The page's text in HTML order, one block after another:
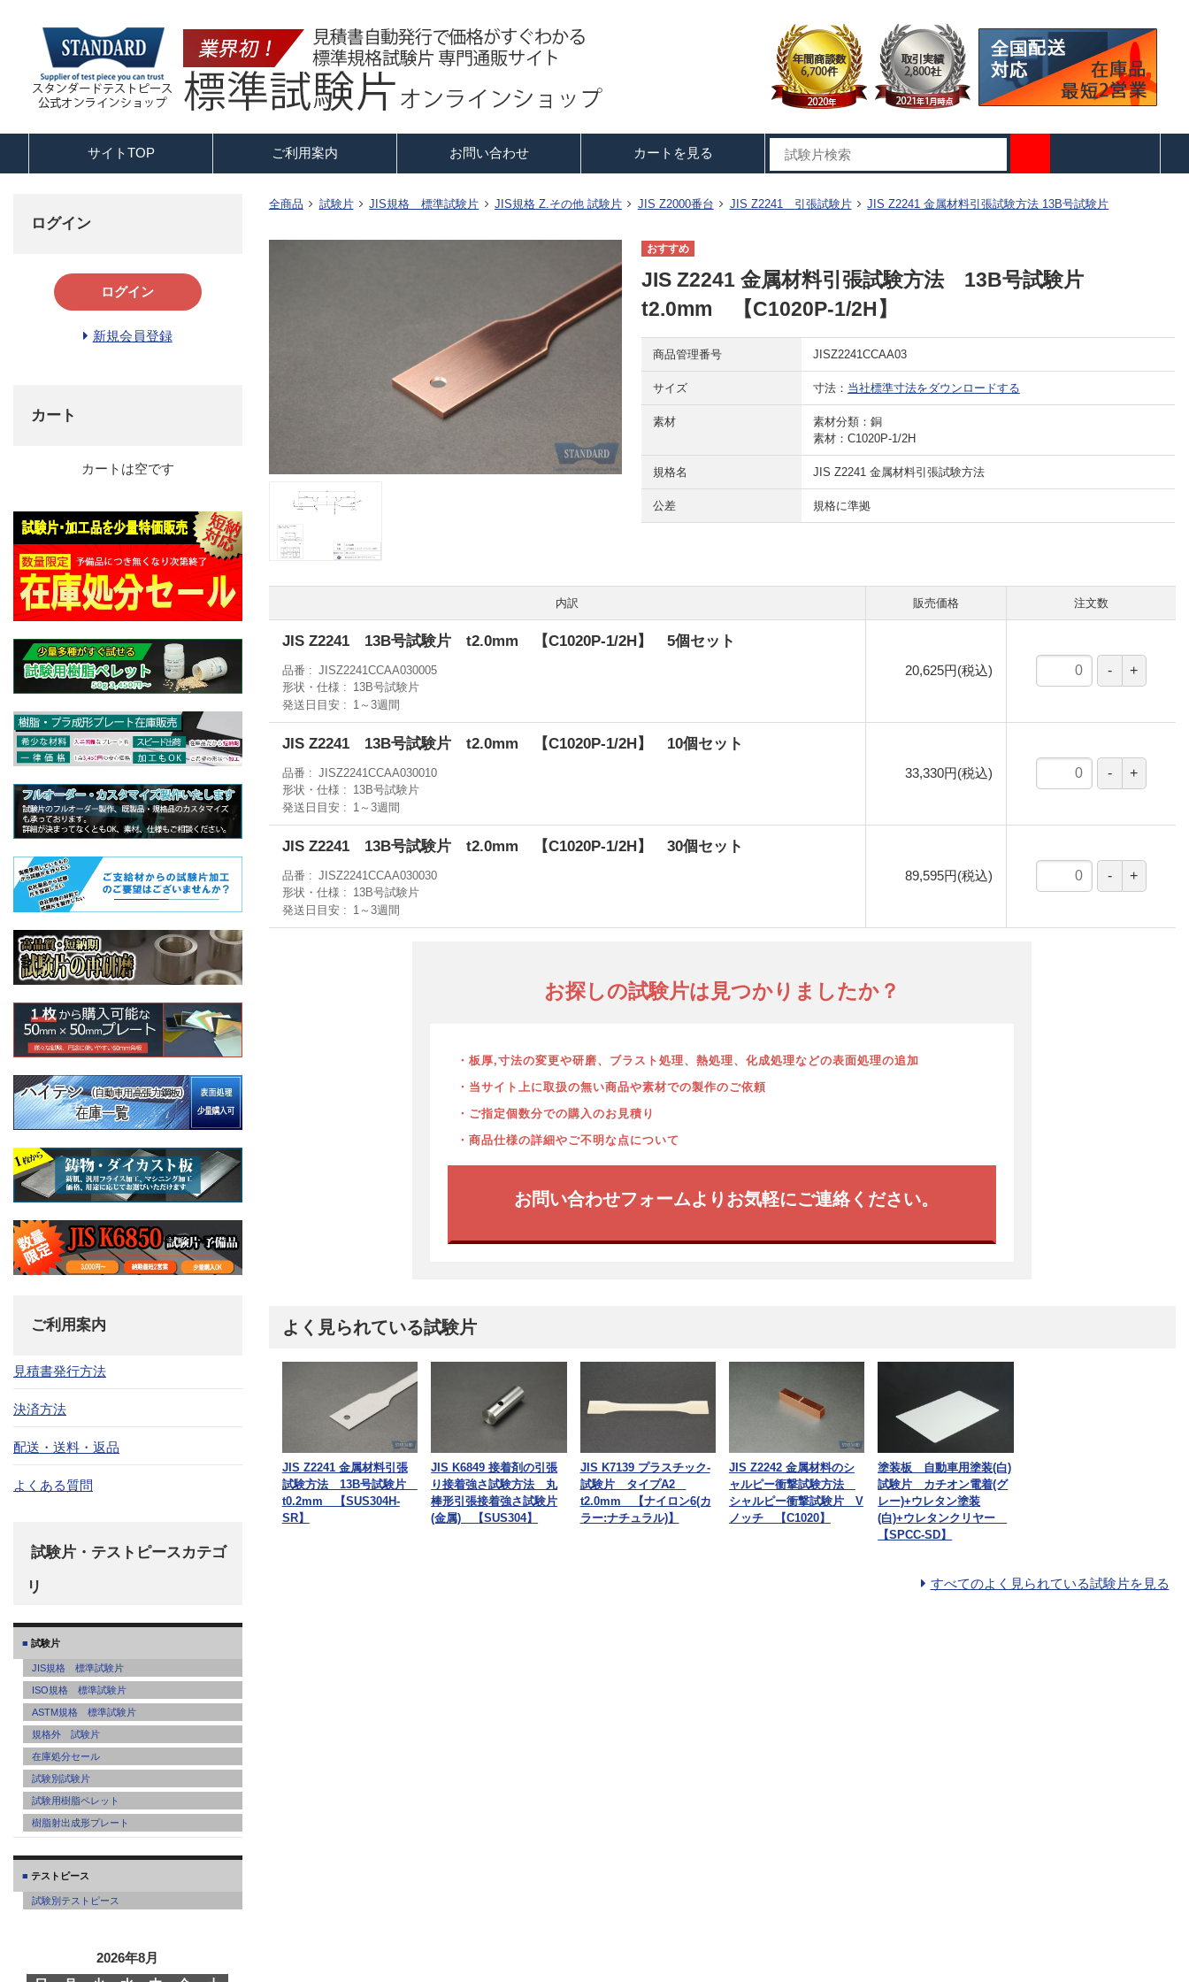
サイトTOP ご利用案内 お問い合わせ カートを見る
全商品 試験片 JIS規格 標準試験片 JIS規格 Z.その他 試験片 JIS Z2000番台 JIS Z2241 引張試験片 JIS Z2241 金属材料引張試験方法 13B号試験片
JIS Z2241 金属材料引張試験方法 13B号試験片
t2.0mm 【C1020P-1/2H】
商品管理番号 JISZ2241CCAA03
サイズ 寸法： 当社標準寸法をダウンロードする
素材
素材分類：銅
素材：C1020P-1/2H
規格名 JIS Z2241 金属材料引張試験方法
公差 規格に準拠
内訳 販売価格 注文数
JIS Z2241 13B号試験片 t2.0mm 【C1020P-1/2H】 5個セット
品番
JISZ2241CCAA030005
形状・仕様
13B号試験片
発送日目安
1～3週間
20,625円(税込)
JIS Z2241 13B号試験片 t2.0mm 【C1020P-1/2H】 10個セット
品番
JISZ2241CCAA030010
形状・仕様
13B号試験片
発送日目安
1～3週間
33,330円(税込)
JIS Z2241 13B号試験片 t2.0mm 【C1020P-1/2H】 30個セット
品番
JISZ2241CCAA030030
形状・仕様
13B号試験片
発送日目安
1～3週間
89,595円(税込)
お探しの試験片は見つかりましたか？
・板厚,寸法の変更や研磨、ブラスト処理、熱処理、化成処理などの表面処理の追加
・当サイト上に取扱の無い商品や素材での製作のご依頼
・ご指定個数分での購入のお見積り
・商品仕様の詳細やご不明な点について
お問い合わせフォームよりお気軽にご連絡ください。
よく見られている試験片
JIS Z2241 金属材料引張
試験方法 13B号試験片
t0.2mm 【SUS304H-
SR】
JIS K6849 接着剤の引張
り接着強さ試験方法 丸
棒形引張接着強さ試験片
(金属) 【SUS304】
JIS K7139 プラスチック-
試験片 タイプA2
t2.0mm 【ナイロン6(カ
ラー:ナチュラル)】
JIS Z2242 金属材料のシ
ャルピー衝撃試験方法
シャルピー衝撃試験片 V
ノッチ 【C1020】
塗装板 自動車用塗装(白)
試験片 カチオン電着(グ
レー)+ウレタン塗装
(白)+ウレタンクリヤー
【SPCC-SD】
すべてのよく見られている試験片を見る
ログイン
ログイン
新規会員登録
カート
カートは空です
ご利用案内
見積書発行方法
決済方法
配送・送料・返品
よくある質問
試験片・テストピースカテゴ
リ
試験片
JIS規格 標準試験片
ISO規格 標準試験片
ASTM規格 標準試験片
規格外 試験片
在庫処分セール
試験別試験片
試験用樹脂ペレット
樹脂射出成形プレート
テストピース
試験別テストピース
2026年8月